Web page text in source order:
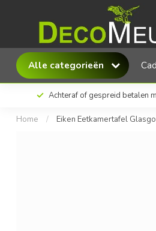
Alle categorieën
Achteraf of gespreid betalen
Home / Eiken Eetkamertafel
Eiken Eetkamertafel